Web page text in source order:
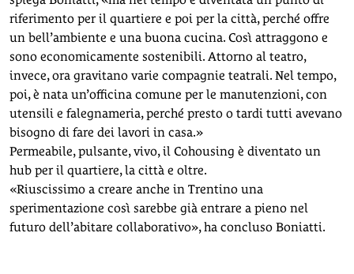
riferimento per il quartiere e poi per la città, perché offre
un bell’ambiente e una buona cucina. Così attraggono e
sono economicamente sostenibili. Attorno al teatro,
invece, ora gravitano varie compagnie teatrali. Nel tempo,
poi, è nata un’officina comune per le manutenzioni, con
utensili e falegnameria, perché presto o tardi tutti avevano
bisogno di fare dei lavori in casa.»
Permeabile, pulsante, vivo, il Cohousing è diventato un
hub per il quartiere, la città e oltre.
«Riuscissimo a creare anche in Trentino una
sperimentazione così sarebbe già entrare a pieno nel
futuro dell’abitare collaborativo», ha concluso Boniatti.